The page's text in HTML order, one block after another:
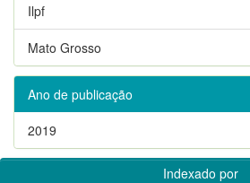
Ilpf
Mato Grosso
Ano de publicação
2019
Indexado por